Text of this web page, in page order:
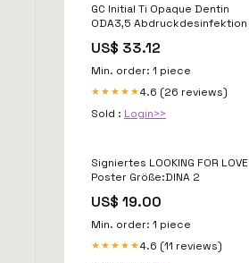
GC Initial Ti Opaque Dentin
ODA3,5 Abdruckdesinfektion
US$ 33.12
Min. order: 1 piece
★★★★★4.6 (26 reviews)
Sold : Login>>
Signiertes LOOKING FOR LOVE
Poster Größe:DINA 2
US$ 19.00
Min. order: 1 piece
★★★★★4.6 (11 reviews)